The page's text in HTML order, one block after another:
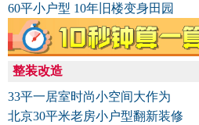
60平小户型 10年旧楼变身田园
整装改造
33平一居室时尚小空间大作为
北京30平米老房小户型翻新装修